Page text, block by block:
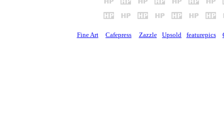
Fine Art Cafepress Zazzle Upsold featurepics